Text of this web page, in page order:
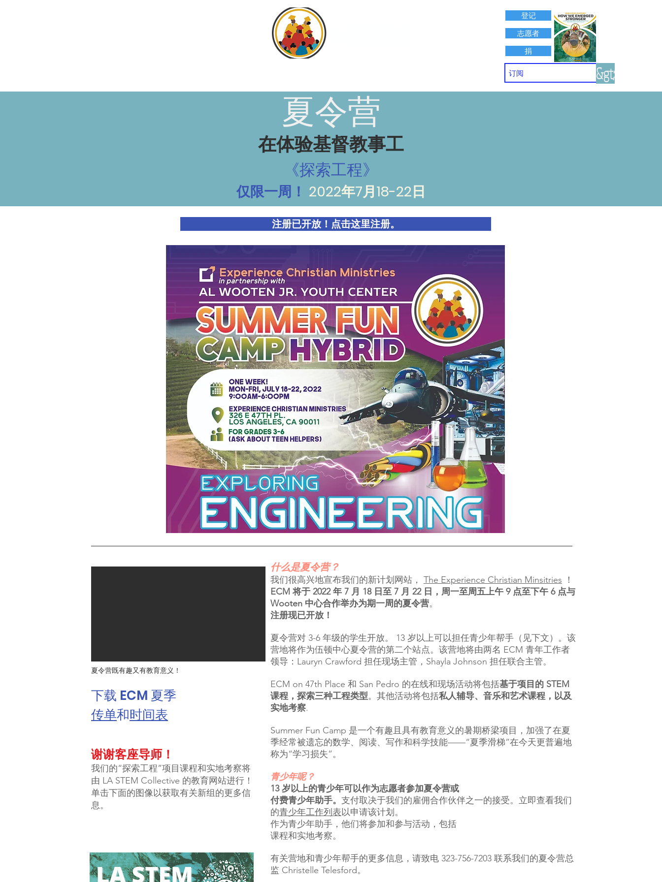
登记
志愿者
捐
&gt;
夏令营
在体验基督教事工
《探索工程》
仅限一周！ 2022年7月18-22日
注册已开放！点击这里注册。
夏令营既有趣又有教育意义！
下载 ECM 夏季
传单和时间表
谢谢客座导师！
我们的“探索工程”项目课程和实地考察将
由 LA STEM Collective 的教育网站进行！
单击下面的图像以获取有关新组的更多信
息。
什么是夏令营？
我们很高兴地宣布我们的新计划网站， The Experience Christian Minsitries ！
ECM 将于 2022 年 7 月 18 日至 7 月 22 日，周一至周五上午 9 点至下午 6 点与
Wooten 中心合作举办为期一周的夏令营。
注册现已开放！
夏令营对 3-6 年级的学生开放。 13 岁以上可以担任青少年帮手（见下文）。该
营地将作为伍顿中心夏令营的第二个站点。该营地将由两名 ECM 青年工作者
领导：Lauryn Crawford 担任现场主管，Shayla Johnson 担任联合主管。
ECM on 47th Place 和 San Pedro 的在线和现场活动将包括基于项目的 STEM
课程 ，探索三种工程类型。其他活动将包括私人辅导、音乐和艺术课程，以及
实地考察.
Summer Fun Camp 是一个有趣且具有教育意义的暑期桥梁项目，加强了在夏
季经常被遗忘的数学、阅读、写作和科学技能——“夏季滑梯”在今天更普遍地
称为“学习损失”。
青少年呢？
13 岁以上的青少年可以作为志愿者参加夏令营或
付费青少年助手。 支付取决于我们的雇佣合作伙伴之一的接受。立即查看我们
的青少年工作列表以申请该计划。
作为青少年助手，他们将参加和参与活动，包括
课程和实地考察。
有关营地和青少年帮手的更多信息，请致电 323-756-7203 联系我们的夏令营总
监 Christelle Telesford。